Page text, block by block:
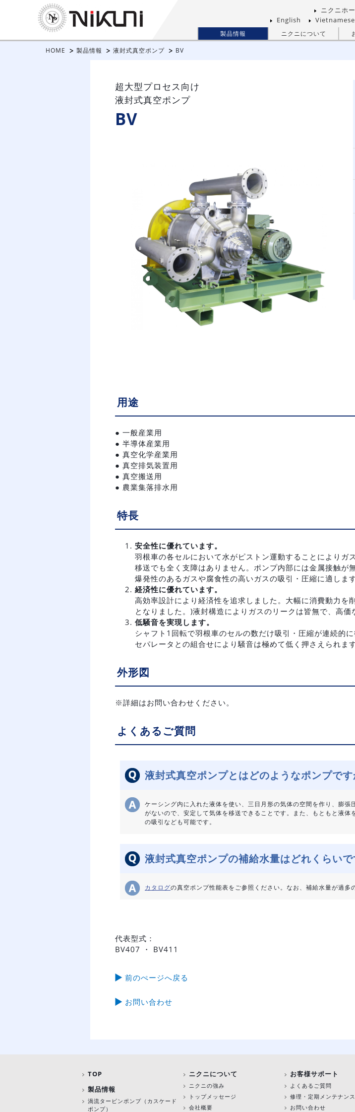
ニクニホ
English
Vietnamese
製品情報 ニクニについて
HOME 製品情報 液封式真空ポンプ BV
超大型プロセス向け
液封式真空ポンプ
BV
用途
● 一般産業用
● 半導体産業用
● 真空化学産業用
● 真空排気装置用
● 真空搬送用
● 農業集落排水用
特長
安全性に優れています。
羽根車の各セルにおいて水がピストン運動することにより
移送でも全く支障はありません。ポンプ内部には金属接触が
爆発性のあるガスや腐食性の高いガスの吸引・圧縮に適します
経済性に優れています。
高効率設計により経済性を追求しました。大幅に消費動力
となりました。)液封構造によりガスのリークは皆無で、高価
低騒音を実現します。
シャフト1回転で羽根車のセルの数だけ吸引・圧縮が連続的
セパレータとの組合せにより騒音は極めて低く押さえられます
外形図
※詳細はお問い合わせください。
よくあるご質問
液封式真空ポンプとはどのようなポンプです
ケーシング内に入れた液体を使い、三日月形の気体の空間を作り、膨
がないので、安定して気体を移送できることです。また、もともと液体
の吸引なども可能です。
液封式真空ポンプの補給水量はどれくらいで
カタログの真空ポンプ性能表をご参照ください。なお、補給水量が過
代表型式：
BV407 ・ BV411
前のぺージへ戻る
お問い合わせ
TOP
製品情報
渦流タービンポンプ （カスケード
ポンプ）
ニクニについて
ニクニの強み
トップメッセージ
会社概要
お客様サポート
よくあるご質問
修理・定期メンテナンス
お問い合わせ